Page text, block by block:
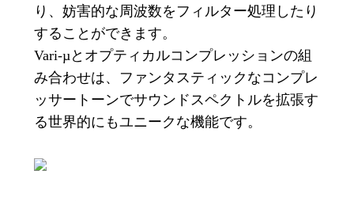
り、妨害的な周波数をフィルター処理したり
することができます。
Vari-µとオプティカルコンプレッションの組
み合わせは、ファンタスティックなコンプレ
ッサートーンでサウンドスペクトルを拡張す
る世界的にもユニークな機能です。